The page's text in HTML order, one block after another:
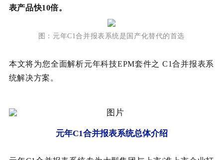
表产品快10倍。
图： 元年C1合并报表系统是国产化替代的首选
本文将为您全面解析元年科技EPM套件之 C1合并报表系
统解决方案。
元年C1合并报表系统总体介绍